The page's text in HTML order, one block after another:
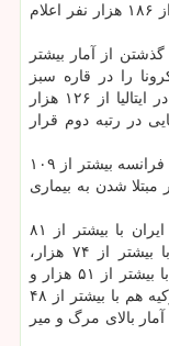
تابحال بیشتر از ۲۲۸ هزار و در پرو هم بیشتر از ۱۸۶ هزار نفر اعلام
از آمار بیشتر
کرونا را در قاره سبز
داشته است. بعلاوه الان تعداد قربانیان کرونا در ایتالیا از ۱۲۶ هزار
در رتبه دوم قرار
بعد از این کشورها، روسیه بیشتر از ۱۲۳ هزار، فرانسه بیشتر از ۱۰۹
فوتی بر اثر مبتلا شدن به بیماری
بعلاوه آلمان با بیشتر از ۸۹ هزار، آرژانتین و ایران با بیشتر از ۸۱
هزار، اسپانیا با بیشتر از ۸۰ هزار، لهستان با بیشتر از ۷۴ هزار،
آفریقای جنوبی با بیشتر از ۵۶ هزار، اندونزی با بیشتر از ۵۱ هزار و
۶۰۰، اوکراین با بیشتر از ۵۱ هزار و ۱۰۰ و ترکیه هم با بیشتر از ۴۸
بالای مرگ و میر